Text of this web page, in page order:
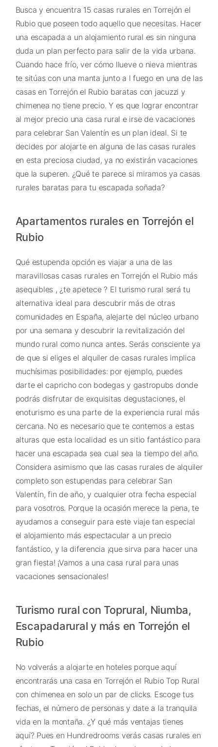
Busca y encuentra 15 casas rurales en Torrejón el
Rubio que poseen todo aquello que necesitas. Hacer
una escapada a un alojamiento rural es sin ninguna
duda un plan perfecto para salir de la vida urbana.
Cuando hace frío, ver cómo llueve o nieva mientras
te sitúas con una manta junto a l fuego en una de las
casas en Torrejón el Rubio baratas con jacuzzi y
chimenea no tiene precio. Y es que lograr encontrar
al mejor precio una casa rural e irse de vacaciones
para celebrar San Valentín es un plan ideal. Si te
decides por alojarte en alguna de las casas rurales
en esta preciosa ciudad, ya no existirán vacaciones
que la superen. ¿Qué te parece si miramos ya casas
rurales baratas para tu escapada soñada?
Apartamentos rurales en Torrejón el
Rubio
Qué estupenda opción es viajar a una de las
maravillosas casas rurales en Torrejón el Rubio más
asequibles , ¿te apetece ? El turismo rural será tu
alternativa ideal para descubrir más de otras
comunidades en España, alejarte del núcleo urbano
por una semana y descubrir la revitalización del
mundo rural como nunca antes. Serás consciente ya
de que si eliges el alquiler de casas rurales implica
muchísimas posibilidades: por ejemplo, puedes
darte el capricho con bodegas y gastropubs donde
podrás disfrutar de exquisitas degustaciones, el
enoturismo es una parte de la experiencia rural más
cercana. No es necesario que te contemos a estas
alturas que esta localidad es un sitio fantástico para
hacer una escapada sea cual sea la tiempo del año.
Considera asimismo que las casas rurales de alquiler
completo son estupendas para celebrar San
Valentín, fin de año, y cualquier otra fecha especial
para vosotros. Porque la ocasión merece la pena, te
ayudamos a conseguir para este viaje tan especial
el alojamiento más espectacular a un precio
fantástico, y la diferencia ¡que sirva para hacer una
gran fiesta! ¡Vamos a una casa rural para unas
vacaciones sensacionales!
Turismo rural con Toprural, Niumba,
Escapadarural y más en Torrejón el
Rubio
No volverás a alojarte en hoteles porque aquí
encontrarás una casa en Torrejón el Rubio Top Rural
con chimenea en solo un par de clicks. Escoge tus
fechas, el número de personas y date a la tranquila
vida en la montaña. ¿Y qué más ventajas tienes
aquí? Pues en Hundredrooms verás casas rurales en